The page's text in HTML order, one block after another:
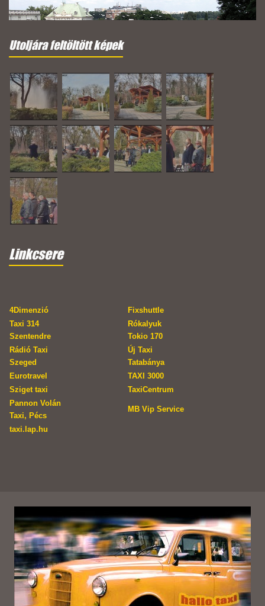
Utoljára feltöltött képek
Linkcsere
4Dimenzió
Fixshuttle
Taxi 314
Szentendre
Rókalyuk
Tokio 170
Rádió Taxi
Szeged
Új Taxi
Tatabánya
Eurotravel
TAXI 3000
Sziget taxi
TaxiCentrum
Pannon Volán
Taxi, Pécs
MB Vip Service
taxi.lap.hu